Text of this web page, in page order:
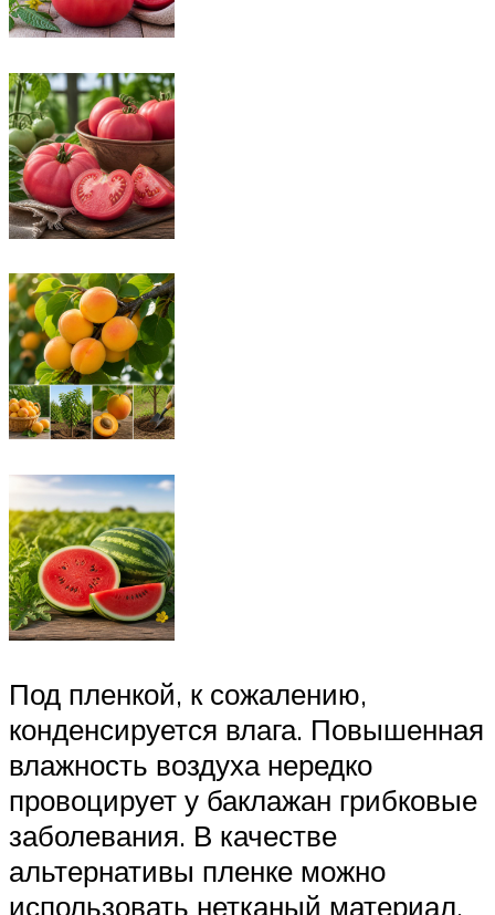
Под пленкой, к сожалению,
конденсируется влага. Повышенная
влажность воздуха нередко
провоцирует у баклажан грибковые
заболевания. В качестве
альтернативы пленке можно
использовать нетканый материал,